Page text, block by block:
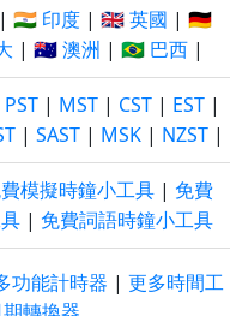
時
29/7/2026
| 🇮🇳 印度 | 🇬🇧 英國 | 🇩🇪
| 🇦🇺 澳洲 | 🇧🇷 巴西 |
PST | MST | CST | EST |
| SAST | MSK | NZST |
模擬時鐘小工具 | 免費
| 免費詞語時鐘小工具
功能計時器 | 更多時間工